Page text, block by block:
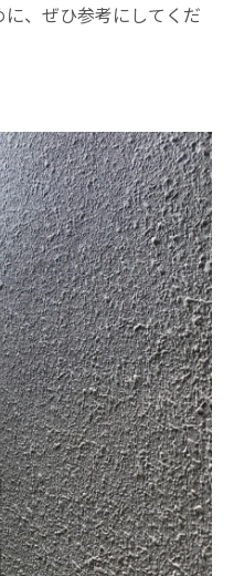
、ぜひ参考にしてくだ